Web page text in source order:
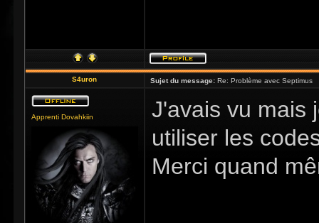
S4uron Sujet du message: Re: Problème avec Septimus
Apprenti Dovahkiin
J'avais vu mais
utiliser les
Merci quand